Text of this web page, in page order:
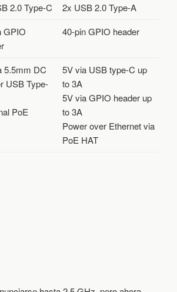
2.0 Type-C
2x USB 2.0 Type-A
GPIO
40-pin GPIO header
5.5mm DC
USB Type-
PoE
5V via USB type-C up
to 3A
5V via GPIO header up
to 3A
Power over Ethernet via
PoE HAT